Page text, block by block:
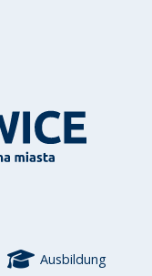
Ausbildung